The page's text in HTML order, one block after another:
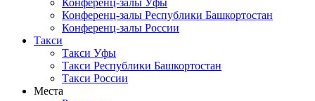
Конференц-залы Уфы
Конференц-залы Республики Башкортостан
Конференц-залы России
Такси
Такси Уфы
Такси Республики Башкортостан
Такси России
Места